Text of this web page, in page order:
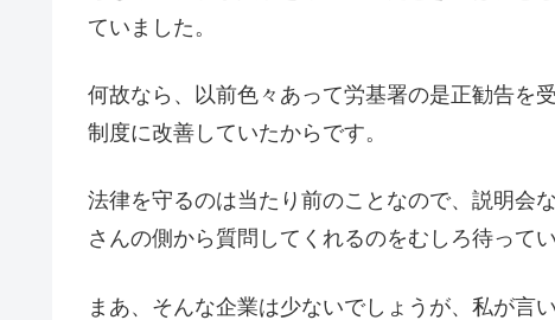
ていました。
何故なら、以前色々あって労基署の是正勧告を
制度に改善していたからです。
法律を守るのは当たり前のことなので、説明会
さんの側から質問してくれるのをむしろ待って
まあ、そんな企業は少ないでしょうが、私が言